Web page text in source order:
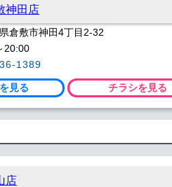
神田店
倉敷市神田4丁目2-32
20:00
1389
見る チラシを見る
店